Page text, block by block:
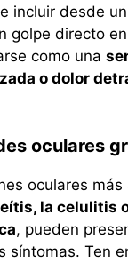
incluir desde
golpe directo
como una
o dolor
oculares
oculares más
la celulitis
, pueden
síntomas. Ten